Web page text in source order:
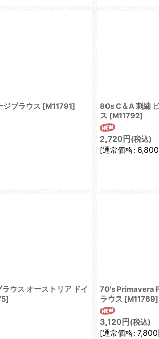
ジブラウス [M11791]
80s C＆A 刺繍
ス [M11792]
2,720 円 (税込)
[通常価格: 6,800
ウス オーストリア ドイ
]
70's Primavera
ラウス [M11769]
3,120 円 (税込)
[通常価格: 7,800